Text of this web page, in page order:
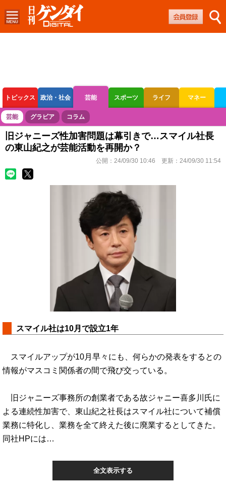
トピックス 政治・社会 芸能 スポーツ ライフ マネー
ボートレース 競輪 オートレース
芸能 グラビア コラム
旧ジャニーズ性加害問題は幕引きで…スマイル社長
の東山紀之が芸能活動を再開か？
公開： 24/09/30 10:46 更新： 24/09/30 11:54
スマイル社は10月で設立1年
スマイルアップが10月早々にも、何らかの発表をするとの
情報がマスコミ関係者の間で飛び交っている。
旧ジャニーズ事務所の創業者である故ジャニー喜多川氏に
よる連続性加害で、東山紀之社長はスマイル社について補償
業務に特化し、業務を全て終えた後に廃業するとしてきた。
同社HPには…
全文表示する